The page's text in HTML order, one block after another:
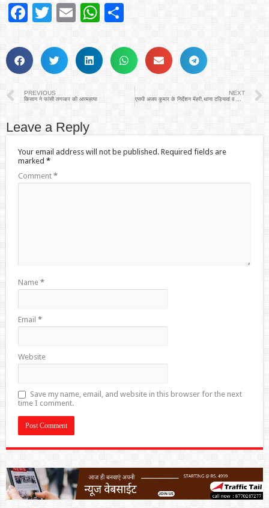
Facebook
Twitter
EmailWhatsApp
PREVIOUS
किसान ने फांसी लगाकर की आत्महत्या
NEXT
एसपी अजय कुमार के निर्देशन मेंहरी,थाना टड़ियावां व थाना बेनीगंज की संयुक्त कार्यवाही बनी बेमिशाल
Leave a Reply
Your email address will not be published. Required fields are
marked *
Comment *
Name *
Email *
Website
Save my name, email, and website in this browser for the next
time I comment.